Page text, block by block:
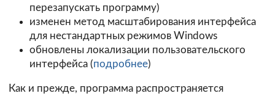
перезапускать программу)
изменен метод масштабирования интерфейса
для нестандартных режимов Windows
обновлены локализации пользовательского
интерфейса (подробнее)
Как и прежде, программа распространяется